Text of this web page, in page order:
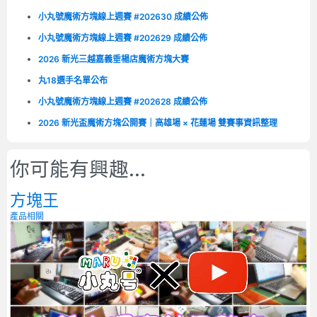
小丸號魔術方塊線上週賽 #202630 成績公佈
小丸號魔術方塊線上週賽 #202629 成績公佈
2026 新光三越嘉義垂楊店魔術方塊大賽
丸18選手名單公布
小丸號魔術方塊線上週賽 #202628 成績公佈
2026 新光盃魔術方塊公開賽｜高雄場 × 花蓮場 雙賽事資訊整理
你可能有興趣...
方塊王
產品相關